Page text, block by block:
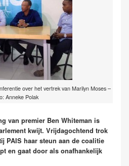
over het vertrek van Marilyn Moses –
Anneke Polak
van premier Ben Whiteman is
kwijt. Vrijdagochtend trok
PAIS haar steun aan de coalitie
en gaat door als onafhankelijk